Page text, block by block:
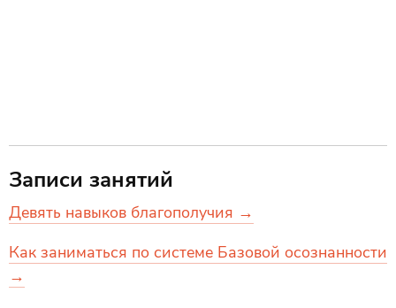
Записи занятий
Девять навыков благополучия →
Как заниматься по системе Базовой осознанности
→